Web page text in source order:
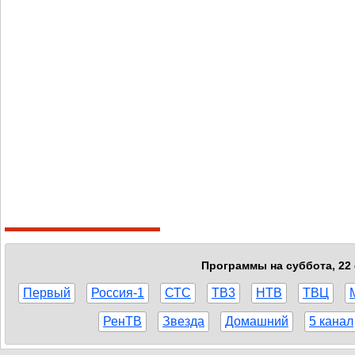
Программы на суббота, 22
Первый Россия-1 СТС ТВ3 НТВ ТВЦ
РенТВ Звезда Домашний 5 канал